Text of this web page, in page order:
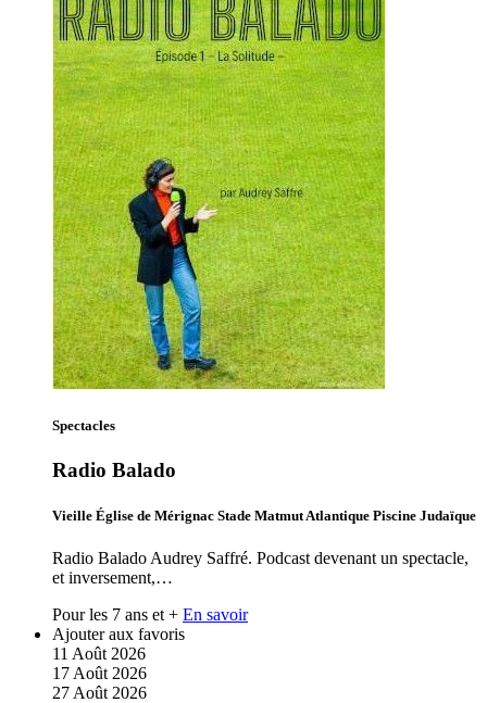
Spectacles
Radio Balado
Vieille Église de Mérignac Stade Matmut Atlantique Piscine Judaïque
Radio Balado Audrey Saffré. Podcast devenant un spectacle,
et inversement,…
Pour les 7 ans et + En savoir
Ajouter aux favoris
11 Août 2026
17 Août 2026
27 Août 2026